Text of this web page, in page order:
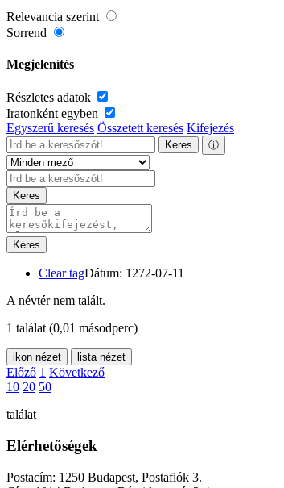
Relevancia szerint
Sorrend
Megjelenítés
Részletes adatok
Iratonként egyben
Egyszerű keresés Összetett keresés Kifejezés
Keres ⓘ
Keres
Keres
Clear tagDátum: 1272-07-11
A névtér nem talált.
1 találat (0,01 másodperc)
ikon nézet lista nézet
Előző 1 Következő
10 20 50
találat
Elérhetőségek
Postacím: 1250 Budapest, Postafiók 3.